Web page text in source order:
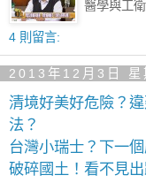
醫學與工
4 則留言:
2013年12月3日 星
清境好美好危險？
法？
台灣小瑞士？下一
破碎國土！看不見出